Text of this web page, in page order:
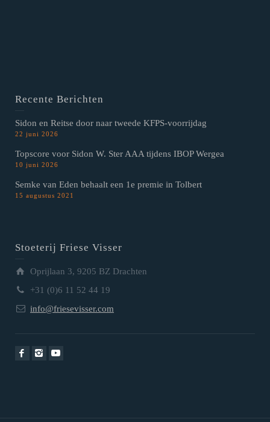
Recente Berichten
Sidon en Reitse door naar tweede KFPS-voorrijdag
22 juni 2026
Topscore voor Sidon W. Ster AAA tijdens IBOP Wergea
10 juni 2026
Semke van Eden behaalt een 1e premie in Tolbert
15 augustus 2021
Stoeterij Friese Visser
Oprijlaan 3, 9205 BZ Drachten
+31 (0)6 11 52 44 19
info@friesevisser.com